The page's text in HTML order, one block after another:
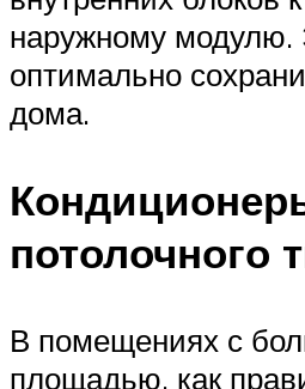
наружному модулю.
оптимально
дома.
потолочного
В помещениях с
площадью, как